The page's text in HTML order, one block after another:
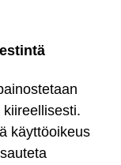
käyttöoikeus